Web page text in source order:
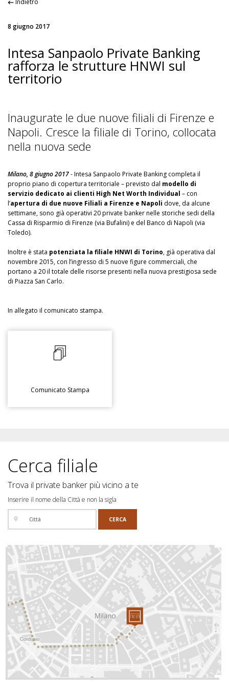
8 giugno 2017
Intesa Sanpaolo Private Banking
rafforza le strutture HNWI sul
territorio
Inaugurate le due nuove filiali di Firenze e
Napoli. Cresce la filiale di Torino, collocata
nella nuova sede
Milano, 8 giugno 2017- Intesa Sanpaolo Private Banking completa il
proprio piano di copertura territoriale – previsto dal modello di
servizio dedicato ai clienti High Net Worth Individual – con
l’apertura di due nuove Filiali a Firenze e Napoli dove, da alcune
settimane, sono già operativi 20 private banker nelle storiche sedi della
Cassa di Risparmio di Firenze (via Bufalini) e del Banco di Napoli (via
Toledo).
Inoltre è stata potenziata la filiale HNWI di Torino, già operativa dal
novembre 2015, con l’ingresso di 5 nuove figure commerciali, che
portano a 20 il totale delle risorse presenti nella nuova prestigiosa sede
di Piazza San Carlo.
In allegato il comunicato stampa.
Comunicato Stampa
Cerca filiale
Trova il private banker più vicino a te
Inserire il nome della Città e non la sigla